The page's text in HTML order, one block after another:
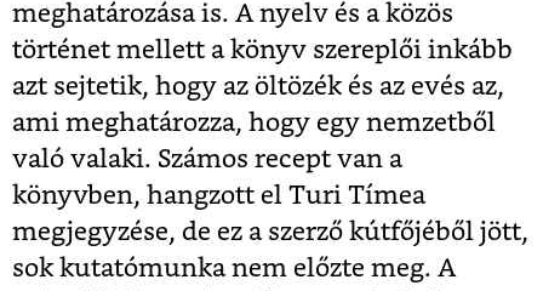
meghatározása is. A nyelv és a közös
történet mellett a könyv szereplői inkább
azt sejtetik, hogy az öltözék és az evés az,
ami meghatározza, hogy egy nemzetből
való valaki. Számos recept van a
könyvben, hangzott el Turi Tímea
megjegyzése, de ez a szerző kútfőjéből jött,
sok kutatómunka nem előzte meg. A